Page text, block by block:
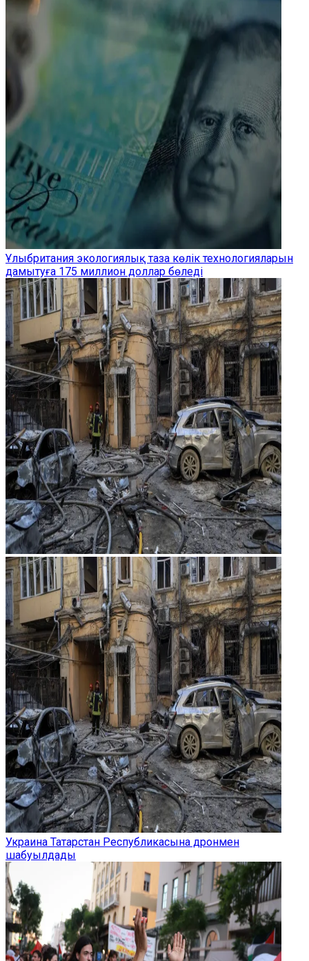
Ұлыбритания экологиялық таза көлік технологияларын
дамытуға 175 миллион доллар бөледі
Украина Татарстан Республикасына дронмен
шабуылдады